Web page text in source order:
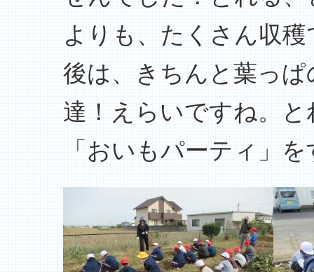
よりも、たくさん収
後は、きちんと葉っ
達！えらいですね。
「おいもパーティ」